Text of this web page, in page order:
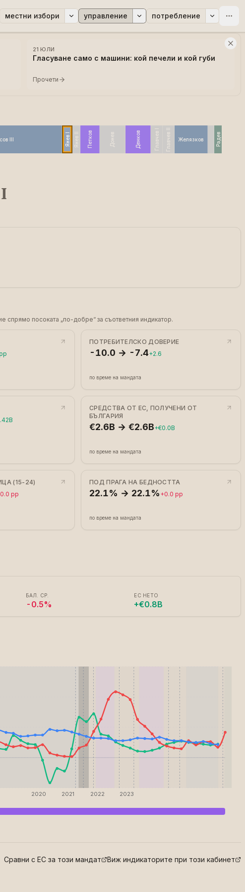
местни избори управление потребление
21 ЮЛИ
Гласуване само с машини: кой печели и кой губи
Прочети
III Янев I Янев II Петков Донев Денков Главчев I Главчев II Желязков Радев
спрямо посоката „по-добре“ за съответния индикатор.
ПОТРЕБИТЕЛСКО ДОВЕРИЕ
-10.0 → -7.4+2.6
по време на мандата
СРЕДСТВА ОТ ЕС, ПОЛУЧЕНИ ОТ
БЪЛГАРИЯ
€2.6B → €2.6B+€0.0B
по време на мандата
(15-24)
pp
ПОД ПРАГА НА БЕДНОСТТА
22.1% → 22.1% +0.0 pp
по време на мандата
БАЛ. СР.
-0.5%
ЕС НЕТО
+€0.8B
2020 2021 2022 2023
Сравни с ЕС за този мандат Виж индикаторите при този кабинет